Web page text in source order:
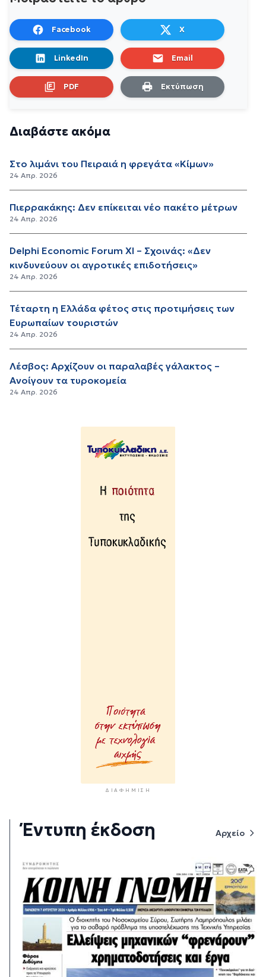
Facebook X
LinkedIn Email
PDF Εκτύπωση
Διαβάστε ακόμα
Στο λιμάνι του Πειραιά η φρεγάτα «Κίμων»
24 Απρ. 2026
Πιερρακάκης: Δεν επίκειται νέο πακέτο μέτρων
24 Απρ. 2026
Delphi Economic Forum XI – Σχοινάς: «Δεν
κινδυνεύουν οι αγροτικές επιδοτήσεις»
24 Απρ. 2026
Τέταρτη η Ελλάδα φέτος στις προτιμήσεις των
Ευρωπαίων τουριστών
24 Απρ. 2026
Λέσβος: Αρχίζουν οι παραλαβές γάλακτος –
Ανοίγουν τα τυροκομεία
24 Απρ. 2026
ΔΙΑΦΉΜΙΣΗ
Έντυπη έκδοση Αρχείο